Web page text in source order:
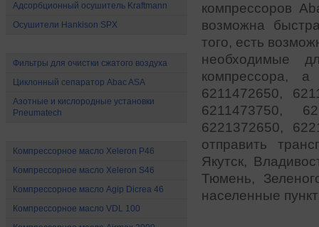
Адсорбционный осушитель Kraftmann
Осушители Hankison SPX
Фильтры для очистки сжатого воздуха
Циклонный сепаратор Abac ASA
Азотные и кислородные установки
Pneumatech
Компрессорное масло Xeleron P46
Компрессорное масло Xeleron S46
Компрессорное масло Agip Dicrea 46
Компрессорное масло VDL 100
компрессоров
возможна
того, есть
необходимые
компрессора,
6211472650,
6211473750,
6221372650,
отправить
Якутск,
Тюмень,
населенные